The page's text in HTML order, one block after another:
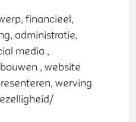
financieel,
administratie,
media ,
, website
werving